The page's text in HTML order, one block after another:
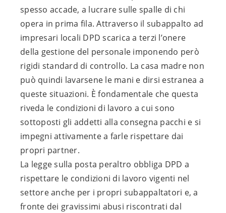
spesso accade, a lucrare sulle spalle di chi
opera in prima fila. Attraverso il subappalto ad
impresari locali DPD scarica a terzi l’onere
della gestione del personale imponendo però
rigidi standard di controllo. La casa madre non
può quindi lavarsene le mani e dirsi estranea a
queste situazioni. È fondamentale che questa
riveda le condizioni di lavoro a cui sono
sottoposti gli addetti alla consegna pacchi e si
impegni attivamente a farle rispettare dai
propri partner.
La legge sulla posta peraltro obbliga DPD a
rispettare le condizioni di lavoro vigenti nel
settore anche per i propri subappaltatori e, a
fronte dei gravissimi abusi riscontrati dal